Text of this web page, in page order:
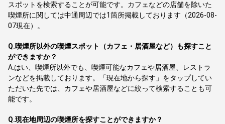
スポットを検索することが可能です。カフェなどの店舗を除いた
喫煙所に関しては中通周辺では1箇所掲載しております（2026-08-
07現在）。
Q.喫煙所以外の喫煙スポット（カフェ・居酒屋など）も探すこと
ができますか？
A. はい、喫煙所以外でも、喫煙可能なカフェや居酒屋、レストラ
ンなどを掲載しております。「現在地から探す」をタップしてい
ただいた先では、カフェや居酒屋などに絞って検索することも可
能です。
Q.現在地周辺の喫煙所を探すことができますか？